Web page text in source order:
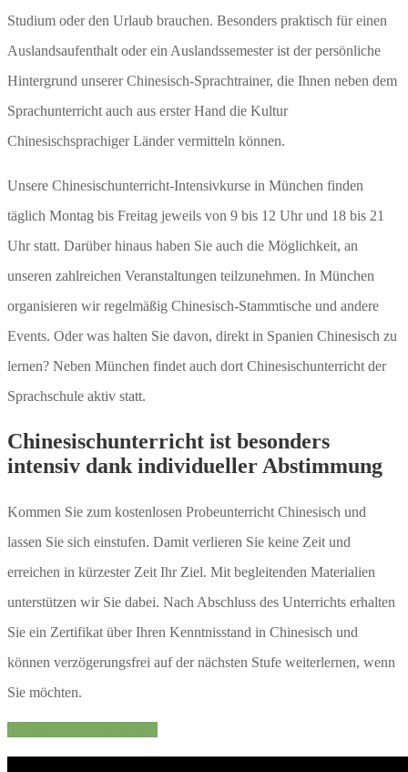
Studium oder den Urlaub brauchen. Besonders praktisch für einen
Auslandsaufenthalt oder ein Auslandssemester ist der persönliche
Hintergrund unserer Chinesisch-Sprachtrainer, die Ihnen neben dem
Sprachunterricht auch aus erster Hand die Kultur
Chinesischsprachiger Länder vermitteln können.
Unsere Chinesischunterricht-Intensivkurse in München finden
täglich Montag bis Freitag jeweils von 9 bis 12 Uhr und 18 bis 21
Uhr statt. Darüber hinaus haben Sie auch die Möglichkeit, an
unseren zahlreichen Veranstaltungen teilzunehmen. In München
organisieren wir regelmäßig Chinesisch-Stammtische und andere
Events. Oder was halten Sie davon, direkt in Spanien Chinesisch zu
lernen? Neben München findet auch dort Chinesischunterricht der
Sprachschule aktiv statt.
Chinesischunterricht ist besonders
intensiv dank individueller Abstimmung
Kommen Sie zum kostenlosen Probeunterricht Chinesisch und
lassen Sie sich einstufen. Damit verlieren Sie keine Zeit und
erreichen in kürzester Zeit Ihr Ziel. Mit begleitenden Materialien
unterstützen wir Sie dabei. Nach Abschluss des Unterrichts erhalten
Sie ein Zertifikat über Ihren Kenntnisstand in Chinesisch und
können verzögerungsfrei auf der nächsten Stufe weiterlernen, wenn
Sie möchten.